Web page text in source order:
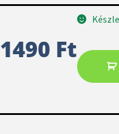
1490 Ft